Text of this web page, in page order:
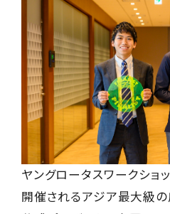
ヤングロータスワークショ
開催されるアジア最大級の